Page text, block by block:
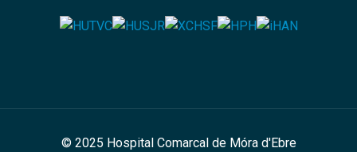
© 2025 Hospital Comarcal de Móra d'Ebre